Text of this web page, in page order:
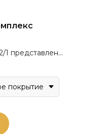
1 представлен в
покрытие